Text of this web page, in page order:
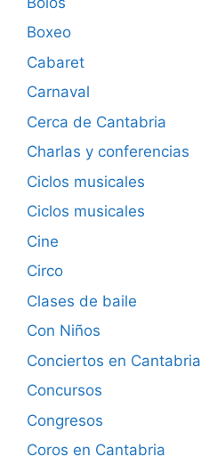
Boxeo
Cabaret
Carnaval
Cerca de Cantabria
Charlas y conferencias
Ciclos musicales
Ciclos musicales
Cine
Circo
Clases de baile
Con Niños
Conciertos en Cantabria
Concursos
Congresos
Coros en Cantabria